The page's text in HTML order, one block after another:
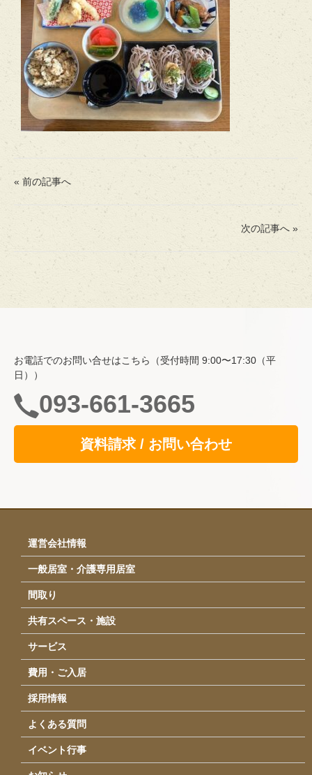
« 前の記事へ
次の記事へ »
空室情報
一般居室・介護専用居室
自立支援の取り組み
共用スペース
採用情報
運営会社情報
アクセス
お問い合わせ
お電話でのお問い合せはこちら（受付時間 9:00〜17:30（平
日））
093-661-3665
資料請求 / お問い合わせ
運営会社情報
一般居室・介護専用居室
間取り
共有スペース・施設
サービス
費用・ご入居
採用情報
よくある質問
イベント行事